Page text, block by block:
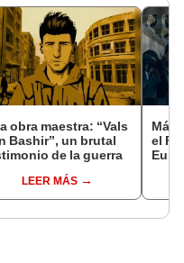
obra maestra: “Vals
Bashir”, un brutal
de la guerra
LEER MÁS
Más
el